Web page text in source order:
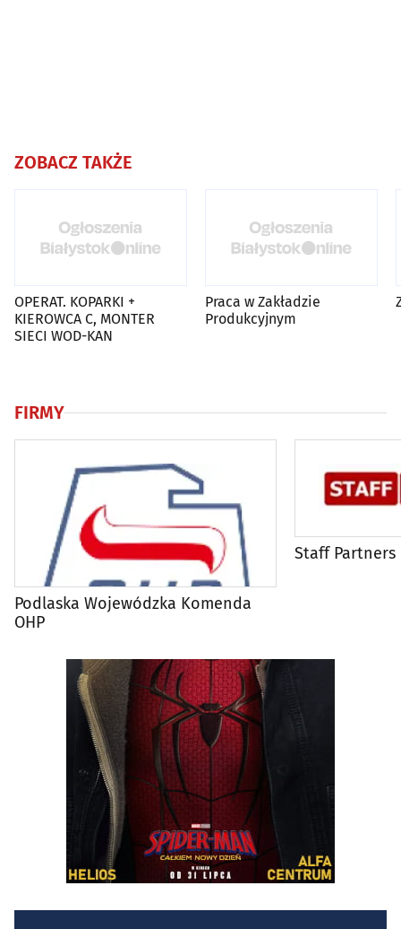
ZOBACZ TAKŻE
OPERAT. KOPARKI +
KIEROWCA C, MONTER
SIECI WOD-KAN
Praca w Zakładzie
Produkcyjnym
FIRMY
Podlaska Wojewódzka Komenda
OHP
Staff Partners